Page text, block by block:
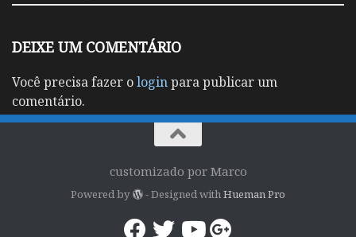
DEIXE UM COMENTÁRIO
Você precisa fazer ologinpara publicar um
comentário.
customizado por Marco
Powered by - Designed withHueman Pro